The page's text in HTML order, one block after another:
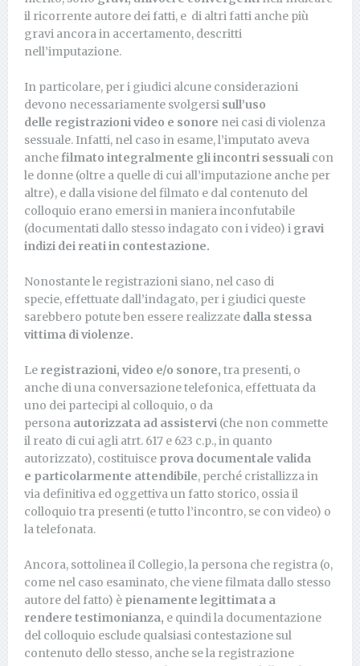
il ricorrente autore dei fatti, e di altri fatti anche più
gravi ancora in accertamento, descritti
nell’imputazione.
In particolare, per i giudici alcune considerazioni
devono necessariamente svolgersi sull’uso
delle registrazioni video e sonore nei casi di violenza
sessuale. Infatti, nel caso in esame, l’imputato aveva
anchefilmato integralmente gli incontri sessuali con
le donne (oltre a quelle di cui all’imputazione anche per
altre), e dalla visione del filmato e dal contenuto del
colloquio erano emersi in maniera inconfutabile
(documentati dallo stesso indagato con i video) i gravi
indizi dei reati in contestazione.
Nonostante le registrazioni siano, nel caso di
specie, effettuate dall’indagato, per i giudici queste
sarebbero potute ben essere realizzate dalla stessa
vittima di violenze.
Le registrazioni, video e/o sonore, tra presenti, o
anche di una conversazione telefonica, effettuata da
uno dei partecipi al colloquio, o da
persona autorizzata ad assistervi (che non commette
il reato di cui agli atrt. 617 e 623 c.p., in quanto
autorizzato), costituisce prova documentale valida
e particolarmente attendibile, perché cristallizza in
via definitiva ed oggettiva un fatto storico, ossia il
colloquio tra presenti (e tutto l’incontro, se con video) o
la telefonata.
Ancora, sottolinea il Collegio, la persona che registra (o,
come nel caso esaminato, che viene filmata dallo stesso
autore del fatto) è pienamente legittimata a
rendere testimonianza, e quindi la documentazione
del colloquio esclude qualsiasi contestazione sul
contenuto dello stesso, anche se la registrazione